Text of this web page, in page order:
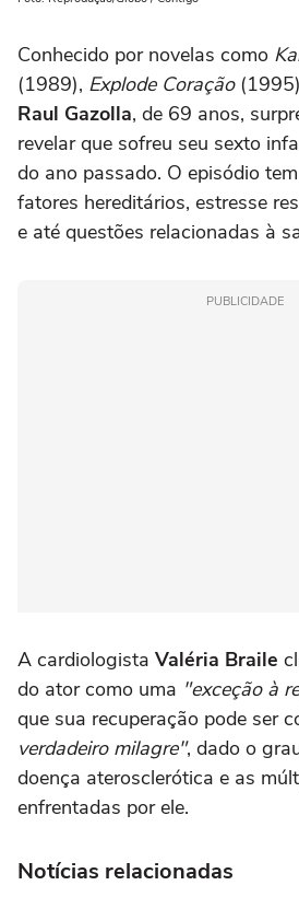
Conhecido por novelas como
(1989), Explode Coração
Raul Gazolla, de 69 anos,
revelar que sofreu seu sexto
do ano passado. O episódio
fatores hereditários, estresse
e até questões relacionadas à
PUBLICIDADE
A cardiologista Valéria Braile
do ator como uma "exceção à
que sua recuperação pode ser
verdadeiro milagre", dado o
doença aterosclerótica e as
enfrentadas por ele.
Notícias relacionadas